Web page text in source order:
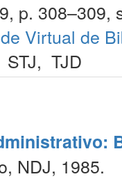
p. 308–309,
Virtual de
STJ, TJD
NDJ, 1985.